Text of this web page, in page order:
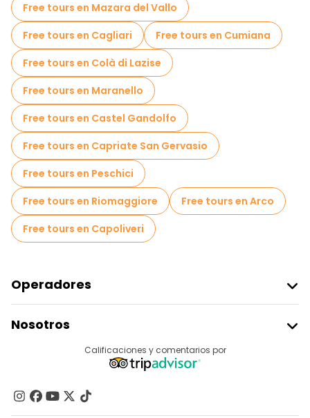
Free tours en Mazara del Vallo
Free tours en Cagliari
Free tours en Cumiana
Free tours en Colà di Lazise
Free tours en Maranello
Free tours en Castel Gandolfo
Free tours en Capriate San Gervasio
Free tours en Peschici
Free tours en Riomaggiore
Free tours en Arco
Free tours en Capoliveri
Operadores
Acceder Como Proveedor
Programa De Afiliados
Nosotros
Contacto
Calificaciones y comentarios por